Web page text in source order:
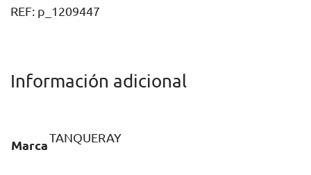
REF: p_1209447
Información adicional
Marca
TANQUERAY